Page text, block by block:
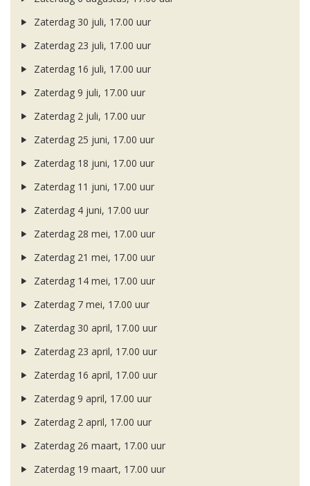
Zaterdag 30 juli, 17.00 uur
Zaterdag 23 juli, 17.00 uur
Zaterdag 16 juli, 17.00 uur
Zaterdag 9 juli, 17.00 uur
Zaterdag 2 juli, 17.00 uur
Zaterdag 25 juni, 17.00 uur
Zaterdag 18 juni, 17.00 uur
Zaterdag 11 juni, 17.00 uur
Zaterdag 4 juni, 17.00 uur
Zaterdag 28 mei, 17.00 uur
Zaterdag 21 mei, 17.00 uur
Zaterdag 14 mei, 17.00 uur
Zaterdag 7 mei, 17.00 uur
Zaterdag 30 april, 17.00 uur
Zaterdag 23 april, 17.00 uur
Zaterdag 16 april, 17.00 uur
Zaterdag 9 april, 17.00 uur
Zaterdag 2 april, 17.00 uur
Zaterdag 26 maart, 17.00 uur
Zaterdag 19 maart, 17.00 uur